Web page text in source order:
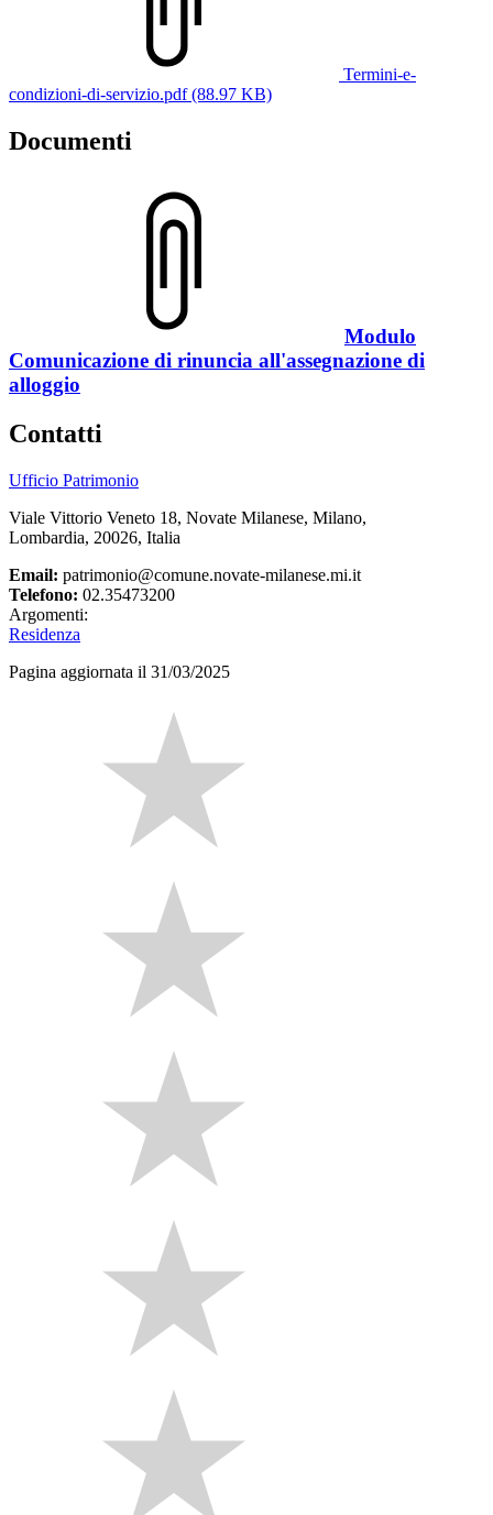
Termini-e-
condizioni-di-servizio.pdf (88.97 KB)
Documenti
Modulo
Comunicazione di rinuncia all'assegnazione di
alloggio
Contatti
Ufficio Patrimonio
Viale Vittorio Veneto 18, Novate Milanese, Milano,
Lombardia, 20026, Italia
Email: patrimonio@comune.novate-milanese.mi.it
Telefono: 02.35473200
Argomenti:
Residenza
Pagina aggiornata il 31/03/2025